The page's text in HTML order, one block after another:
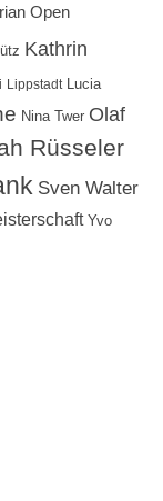
Open
Kathrin
Lippstadt Lucia
Nina Twer Olaf
Rüsseler
Sven Walter
Yvo